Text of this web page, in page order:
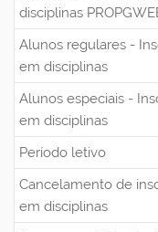
disciplinas
Alunos regulares -
em disciplinas
Alunos especiais -
em disciplinas
Período letivo
Cancelamento de
em disciplinas